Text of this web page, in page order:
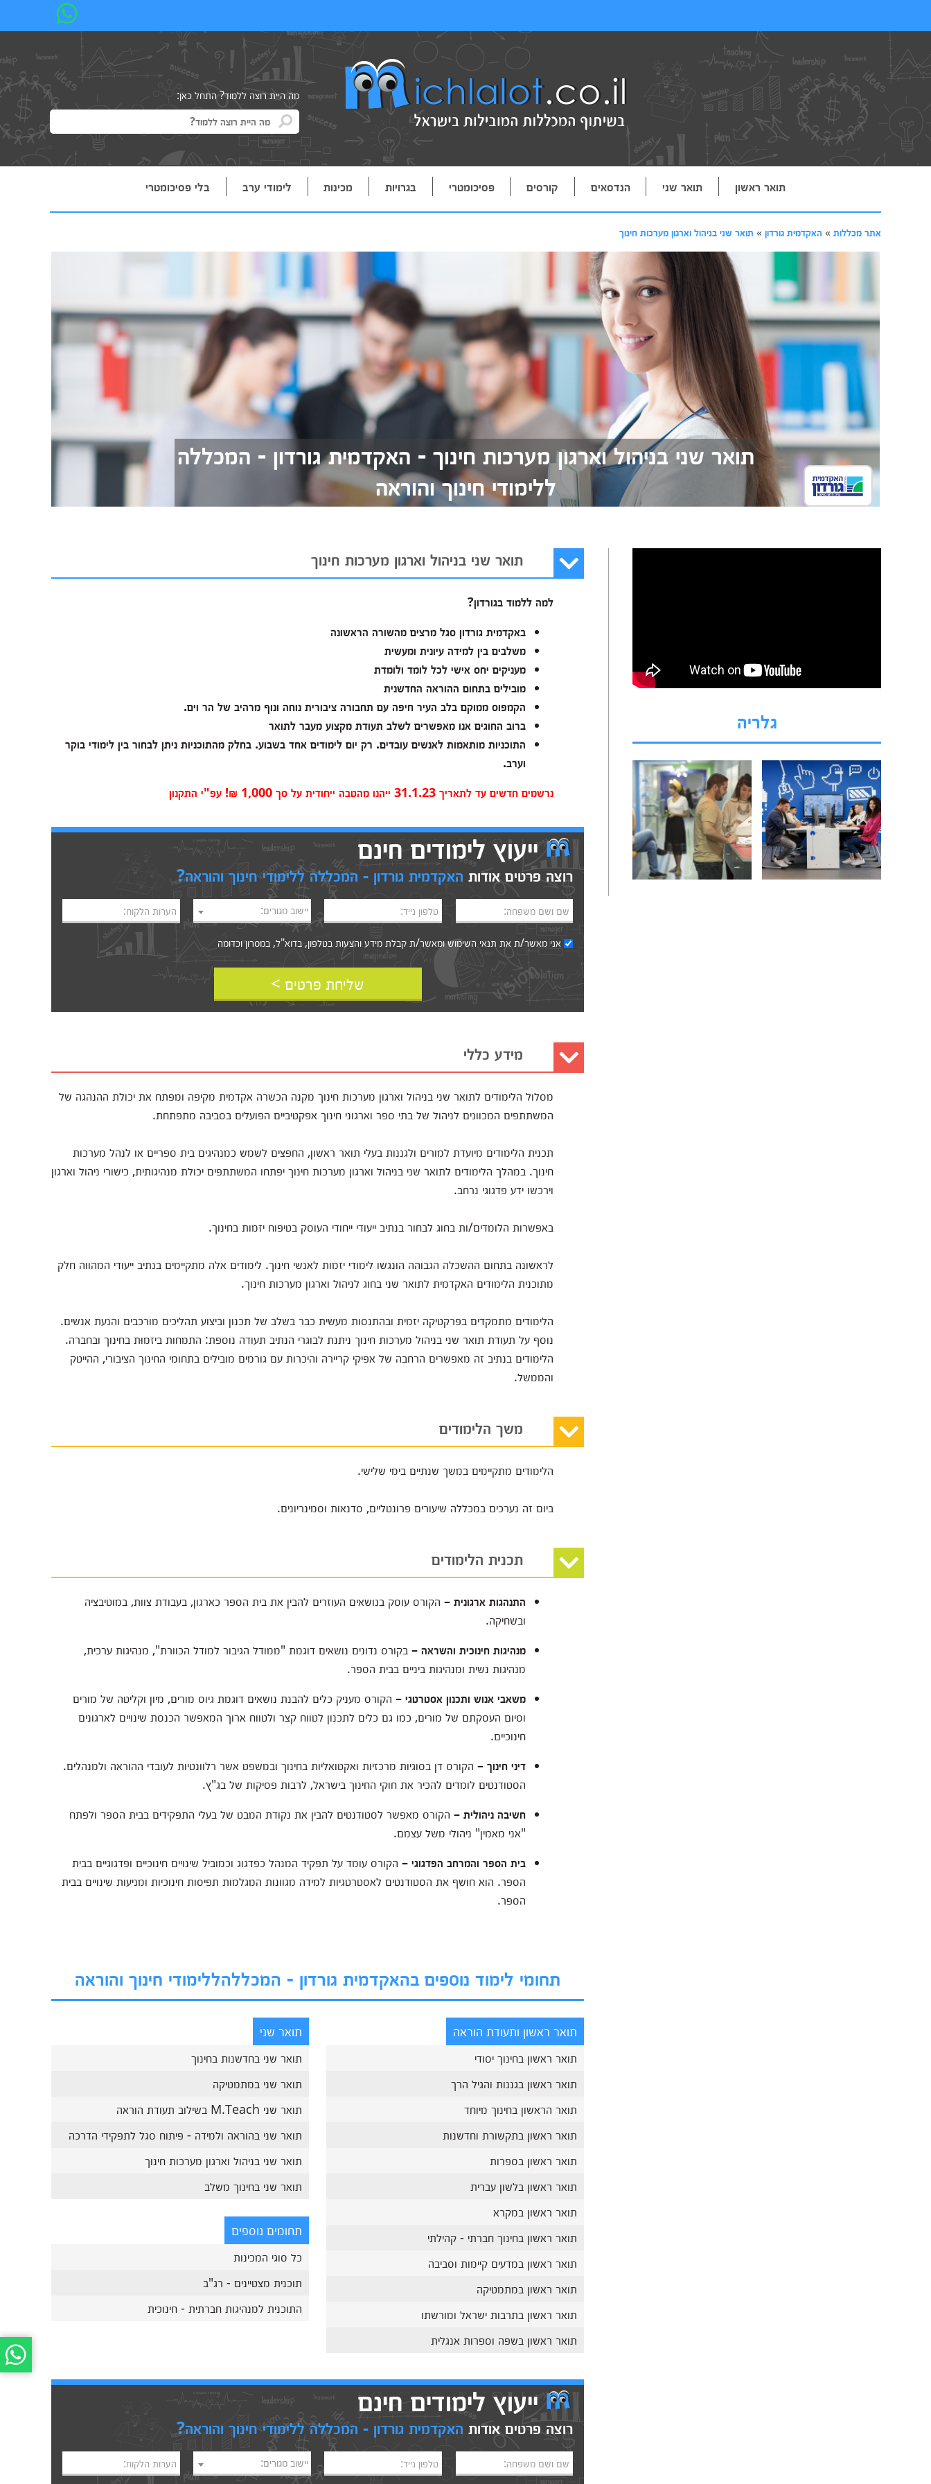
מה היית רוצה ללמוד? התחל כאן:
תואר ראשון תואר שני הנדסאים קורסים פסיכומטרי בגרויות מכינות לימודי ערב בלי פסיכומטרי
אתר מכללות » האקדמית גורדון » תואר שני בניהול וארגון מערכות חינוך
תואר שני בניהול וארגון מערכות חינוך - האקדמית גורדון - המכללה
ללימודי חינוך והוראה
גלריה
תואר שני בניהול וארגון מערכות חינוך
למה ללמוד בגורדון?
באקדמית גורדון סגל מרצים מהשורה הראשונה
משלבים בין למידה עיונית ומעשית
מעניקים יחס אישי לכל לומד ולומדת
מובילים בתחום ההוראה החדשנית
הקמפוס ממוקם בלב העיר חיפה עם תחבורה ציבורית נוחה ונוף מרהיב של הר וים.
ברוב החוגים אנו מאפשרים לשלב תעודת מקצוע מעבר לתואר
התוכניות מותאמות לאנשים עובדים. רק יום לימודים אחד בשבוע. בחלק מהתוכניות ניתן לבחור בין לימודי בוקר
וערב.
נרשמים חדשים עד לתאריך 31.1.23 ייהנו מהטבה ייחודית על סך 1,000 ₪! עפ"י התקנון
ייעוץ לימודים חינם
רוצה פרטים אודות האקדמית גורדון - המכללה ללימודי חינוך והוראה?
שם ושם משפחה: טלפון נייד: יישוב מגורים: הערות הלקוח:
אני מאשר/ת את תנאי השימושומאשר/ת קבלת מידע והצעות בטלפון, בדוא"ל, במסרון וכדומה‎‎
שליחת פרטים >
מידע כללי
מסלול הלימודים לתואר שני בניהול וארגון מערכות חינוך מקנה הכשרה אקדמית מקיפה ומפתח את יכולת ההנהגה של
המשתתפים המכוונים לניהול של בתי ספר וארגוני חינוך אפקטיביים הפועלים בסביבה מתפתחת.
תכנית הלימודים מיועדת למורים ולגננות בעלי תואר ראשון, החפצים לשמש כמנהיגים בית ספריים או לנהל מערכות
חינוך. במהלך הלימודים לתואר שני בניהול וארגון מערכות חינוך יפתחו המשתתפים יכולת מנהיגותית, כישורי ניהול וארגון
וירכשו ידע פדגוגי נרחב.
באפשרות הלומדים/ות בחוג לבחור בנתיב ייעודי ייחודי העוסק בטיפוח יזמות בחינוך.
לראשונה בתחום ההשכלה הגבוהה הונגשו לימודי יזמות לאנשי חינוך. לימודים אלה מתקיימים בנתיב ייעודי המהווה חלק
מתוכנית הלימודים האקדמית לתואר שני בחוג לניהול וארגון מערכות חינוך.
הלימודים מתמקדים בפרקטיקה יזמית ובהתנסות מעשית כבר בשלב של תכנון וביצוע תהליכים מורכבים והנעת אנשים.
נוסף על תעודת תואר שני בניהול מערכות חינוך ניתנת לבוגרי הנתיב תעודה נוספת: התמחות ביזמוּת בחינוך ובחברה.
הלימודים בנתיב זה מאפשרים הרחבה של אפיקי קריירה והיכרות עם גורמים מובילים בתחומי החינוך הציבורי, ההייטק
והממשל.
משך הלימודים
הלימודים מתקיימים במשך שנתיים בימי שלישי.
ביום זה נערכים במכללה שיעורים פרונטליים, סדנאות וסמינריונים.
תכנית הלימודים
התנהגות ארגונית – הקורס עוסק בנושאים העוזרים להבין את בית הספר כארגון, בעבודת צוות, במוטיבציה
ובשחיקה.
מנהיגות חינוכית והשראה – בקורס נדונים נושאים דוגמת "ממודל הגיבור למודל הכוורת", מנהיגות ערכית,
מנהיגות נשית ומנהיגות ביניים בבית הספר.
משאבי אנוש ותכנון אסטרטגי – הקורס מעניק כלים להבנת נושאים דוגמת גיוס מורים, מיון וקליטה של מורים
וסיום העסקתם של מורים, כמו גם כלים לתכנון לטווח קצר ולטווח ארוך המאפשר הכנסת שינויים לארגונים
חינוכיים.
דיני חינוך – הקורס דן בסוגיות מרכזיות ואקטואליות בחינוך ובמשפט אשר רלוונטיות לעובדי ההוראה ולמנהלים.
הסטודנטים לומדים להכיר את חוקי החינוך בישראל, לרבות פסיקות של בג"ץ.
חשיבה ניהולית – הקורס מאפשר לסטודנטים להבין את נקודת המבט של בעלי התפקידים בבית הספר ולפתח
"אני מאמין" ניהולי משל עצמם.
בית הספר והמרחב הפדגוגי – הקורס עומד על תפקיד המנהל כפדגוג וכמוביל שינויים חינוכיים ופדגוגיים בבית
הספר. הוא חושף את הסטודנטים לאסטרטגיות למידה מגוונות המגלמות תפיסות חינוכיות ומניעות שינויים בבית
הספר.
תחומי לימוד נוספים בהאקדמית גורדון - המכללהללימודי חינוך והוראה
תואר ראשון ותעודת הוראה
תואר ראשון בחינוך יסודי
תואר ראשון בגננות והגיל הרך
תואר הראשון בחינוך מיוחד
תואר ראשון בתקשורת וחדשנות
תואר ראשון בספרות
תואר ראשון בלשון עברית
תואר ראשון במקרא
תואר ראשון בחינוך חברתי - קהילתי
תואר ראשון במדעים קיימות וסביבה
תואר ראשון במתמטיקה
תואר ראשון בתרבות ישראל ומורשתו
תואר ראשון בשפה וספרות אנגלית
תואר שני
תואר שני בחדשנות בחינוך
תואר שני במתמטיקה
תואר שני M.Teach בשילוב תעודת הוראה
תואר שני בהוראה ולמידה - פיתוח סגל לתפקידי הדרכה
תואר שני בניהול וארגון מערכות חינוך
תואר שני בחינוך משלב
תחומים נוספים
כל סוגי המכינות
תוכנית מצטיינים - רג"ב
התוכנית למנהיגות חברתית - חינוכית
ייעוץ לימודים חינם
רוצה פרטים אודות האקדמית גורדון - המכללה ללימודי חינוך והוראה?
שם ושם משפחה: טלפון נייד: יישוב מגורים: הערות הלקוח: